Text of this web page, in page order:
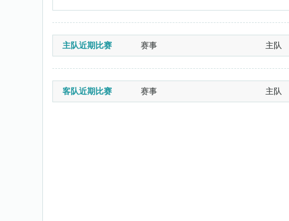
主队近期比赛 赛事 主队
客队近期比赛 赛事 主队